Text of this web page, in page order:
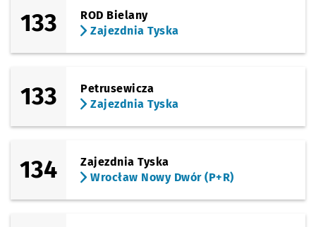
133
ROD Bielany
Zajezdnia Tyska
133
Petrusewicza
Zajezdnia Tyska
134
Zajezdnia Tyska
Wrocław Nowy Dwór (P+R)